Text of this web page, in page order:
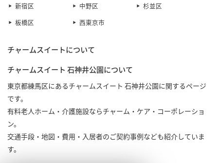
新宿区 中野区
杉並区
板橋区
西東京市
チャームスイートについて
チャームスイート 石神井公園について
東京都練馬区にあるチャームスイート 石神井公園に関するページ
です。
有料老人ホーム・介護施設ならチャーム・ケア・コーポレーショ
ン。
交通手段・地図・費用・入居者のご契約事例なども紹介していま
す。